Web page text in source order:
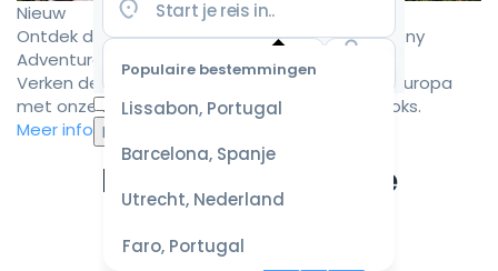
Populaire bestemmingen
Lissabon, Portugal
Barcelona, Spanje
Utrecht, Nederland
Faro, Portugal
Selecteer
datum
voor de
beste
prijzen
Nieuw
Ontdek de mooiste camperroutes met Goboony
Adventures
Verken de mooiste camperbestemmingen in Europa
met onze zorgvuldig samengestelde roadbooks.
Meer informatie
Ervaar de ultieme
campervakantie